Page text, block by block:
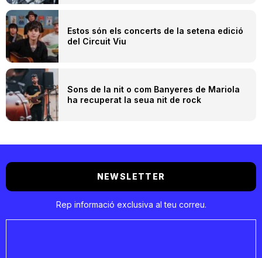
Estos són els concerts de la setena edició
del Circuit Viu
Sons de la nit o com Banyeres de Mariola
ha recuperat la seua nit de rock
NEWSLETTER
Rep informació exclusiva al teu correu.